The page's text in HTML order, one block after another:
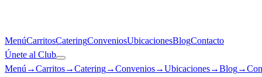
MenúCarritosCateringConveniosUbicacionesBlogContacto
Únete al Club
Menú →Carritos→Catering→Convenios→Ubicaciones→Blog→